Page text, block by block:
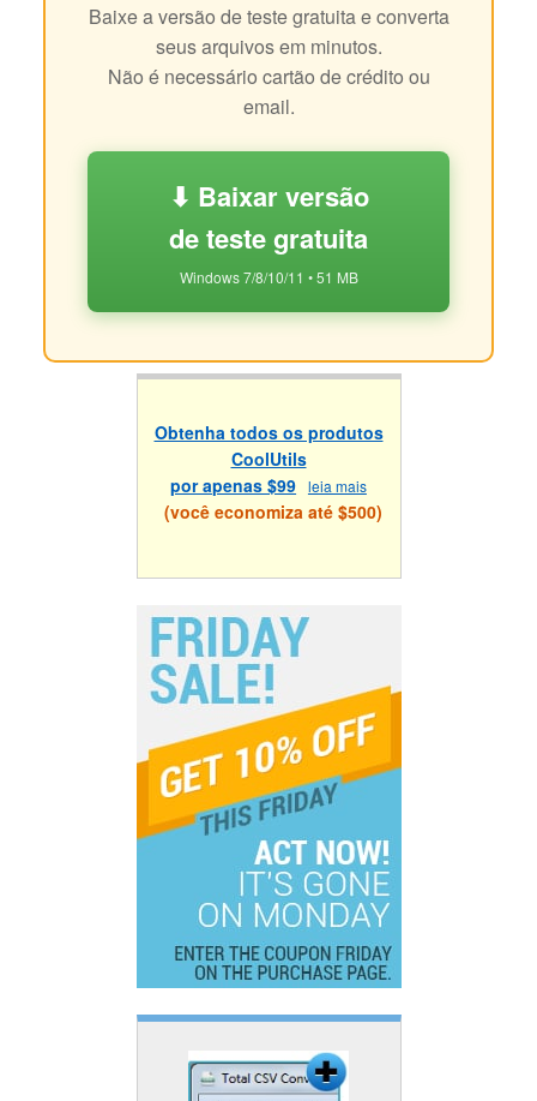
Baixe a versão de teste gratuita e converta
seus arquivos em minutos.
Não é necessário cartão de crédito ou
email.
⬇ Baixar versão
de teste gratuita
Windows 7/8/10/11 • 51 MB
Obtenha todos os produtos
CoolUtils
por apenas $99 leia mais
(você economiza até $500)